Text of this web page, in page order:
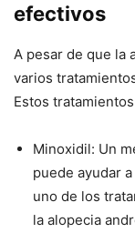
efectivos
A pesar de que la
varios
Estos
Minoxidil: Un
puede ayudar
uno de los
la alopecia